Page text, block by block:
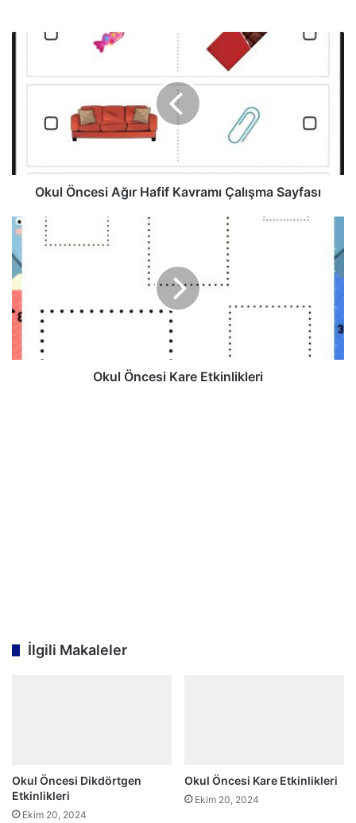
Okul Öncesi Ağır Hafif Kavramı Çalışma Sayfası
Okul Öncesi Kare Etkinlikleri
İlgili Makaleler
Okul Öncesi Dikdörtgen
Etkinlikleri
Ekim 20, 2024
Okul Öncesi Kare Etkinlikleri
Ekim 20, 2024